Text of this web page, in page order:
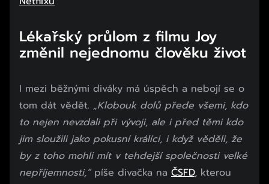
Lékařský průlom z filmu Joy
změnil nejednomu člověku život
I mezi běžnými diváky má úspěch a nebojí se o
tom dát vědět. „Klobouk dolů přede všemi, kdo
to nejen nevzdali při vývoji, ale i před těmi kdo
jim sloužili jako pokusní králíci, i když věděli, že
by z toho mohli mít v tehdejší společnosti velké
nepříjemnosti,“píše divačka na ČSFD, kterou